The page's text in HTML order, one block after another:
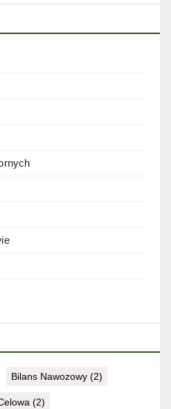
Bilans Nawozowy (2)
(2)